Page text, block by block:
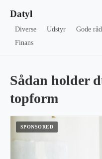
Datyl
Diverse Udstyr Gode råd
Finans
Sådan holder
topform